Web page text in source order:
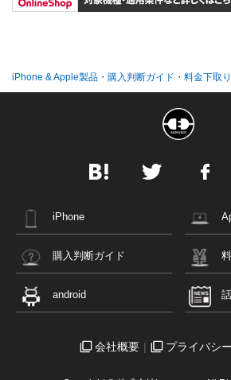
iPhone & Apple製品・購入判断ガイド・料金下取
iPhone
購入判断ガイド
android
会社概要 プライバシ